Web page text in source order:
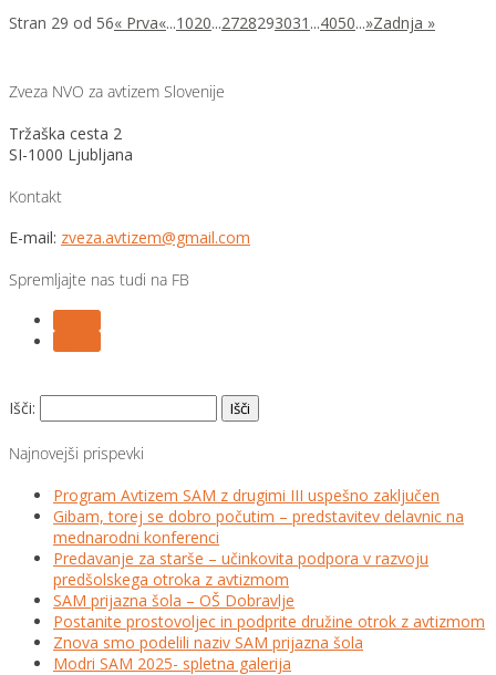
Stran 29 od 56« Prva«...1020...2728293031 ...4050...»Zadnja »
Zveza NVO za avtizem Slovenije
Tržaška cesta 2
SI-1000 Ljubljana
Kontakt
E-mail: zveza.avtizem@gmail.com
Spremljajte nas tudi na FB
Išči:
Najnovejši prispevki
Program Avtizem SAM z drugimi III uspešno zaključen
Gibam, torej se dobro počutim – predstavitev delavnic na
mednarodni konferenci
Predavanje za starše – učinkovita podpora v razvoju
predšolskega otroka z avtizmom
SAM prijazna šola – OŠ Dobravlje
Postanite prostovoljec in podprite družine otrok z avtizmom
Znova smo podelili naziv SAM prijazna šola
Modri SAM 2025- spletna galerija